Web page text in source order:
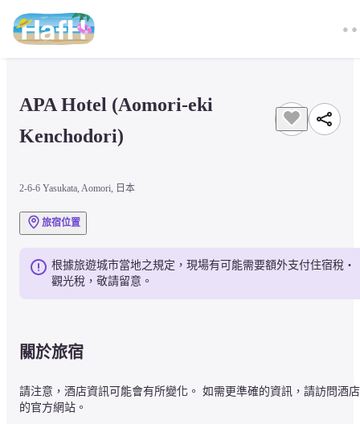
APA Hotel (Aomori-eki
Kenchodori)
2-6-6 Yasukata, Aomori, 日本
旅宿位置
根據旅遊城市當地之規定，現場有可能需要額外支付住宿稅・
觀光稅，敬請留意。
關於旅宿
請注意，酒店資訊可能會有所變化。 如需更準確的資訊，請訪問酒店
的官方網站。